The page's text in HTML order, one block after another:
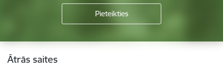
Kājene
Ātrās saites